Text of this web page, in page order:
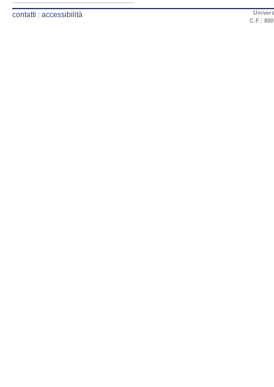
contatti accessibilità
C.F.: